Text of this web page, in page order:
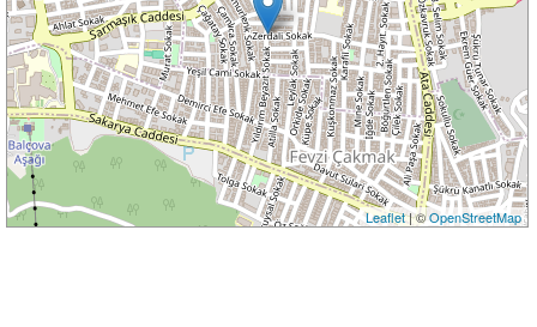
Leaflet| ©OpenStreetMap